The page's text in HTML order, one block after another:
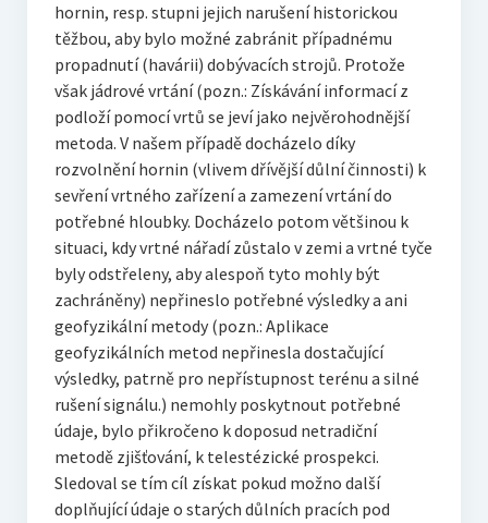
hornin, resp. stupni jejich narušení historickou
těžbou, aby bylo možné zabránit případnému
propadnutí (havárii) dobývacích strojů. Protože
však jádrové vrtání (pozn.: Získávání informací z
podloží pomocí vrtů se jeví jako nejvěrohodnější
metoda. V našem případě docházelo díky
rozvolnění hornin (vlivem dřívější důlní činnosti) k
sevření vrtného zařízení a zamezení vrtání do
potřebné hloubky. Docházelo potom většinou k
situaci, kdy vrtné nářadí zůstalo v zemi a vrtné tyče
byly odstřeleny, aby alespoň tyto mohly být
zachráněny) nepřineslo potřebné výsledky a ani
geofyzikální metody (pozn.: Aplikace
geofyzikálních metod nepřinesla dostačující
výsledky, patrně pro nepřístupnost terénu a silné
rušení signálu.) nemohly poskytnout potřebné
údaje, bylo přikročeno k doposud netradiční
metodě zjišťování, k telestézické prospekci.
Sledoval se tím cíl získat pokud možno další
doplňující údaje o starých důlních pracích pod